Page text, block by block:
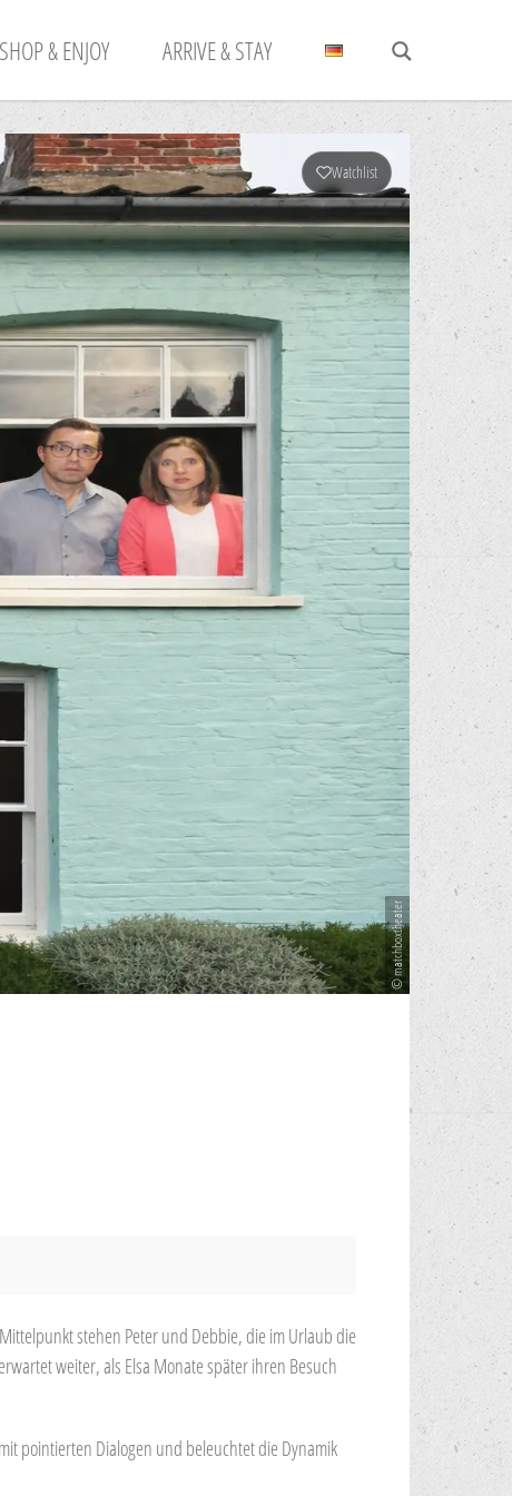
SHOP & ENJOY ARRIVE & STAY
Watchlist
© matchboxtheater
stehen Peter und Debbie, die im Urlaub die
weiter, als Elsa Monate später ihren Besuch
pointierten Dialogen und beleuchtet die Dynamik